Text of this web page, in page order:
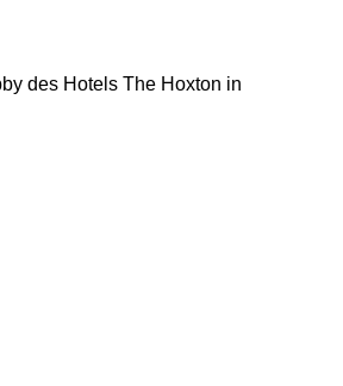
des Hotels The Hoxton in